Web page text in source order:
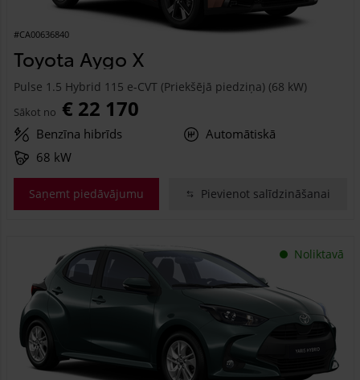
#CA00636840
Toyota Aygo X
Pulse 1.5 Hybrid 115 e-CVT (Priekšējā piedziņa) (68 kW)
Sākot no € 22 170
Benzīna hibrīds
Automātiskā
68 kW
Saņemt piedāvājumu Pievienot salīdzināšanai
Noliktavā